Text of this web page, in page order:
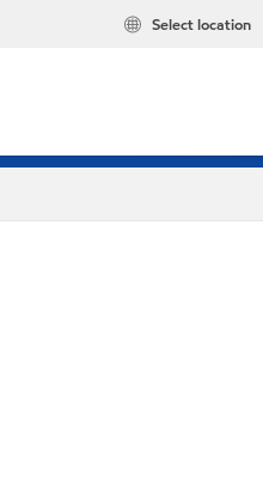
Select location